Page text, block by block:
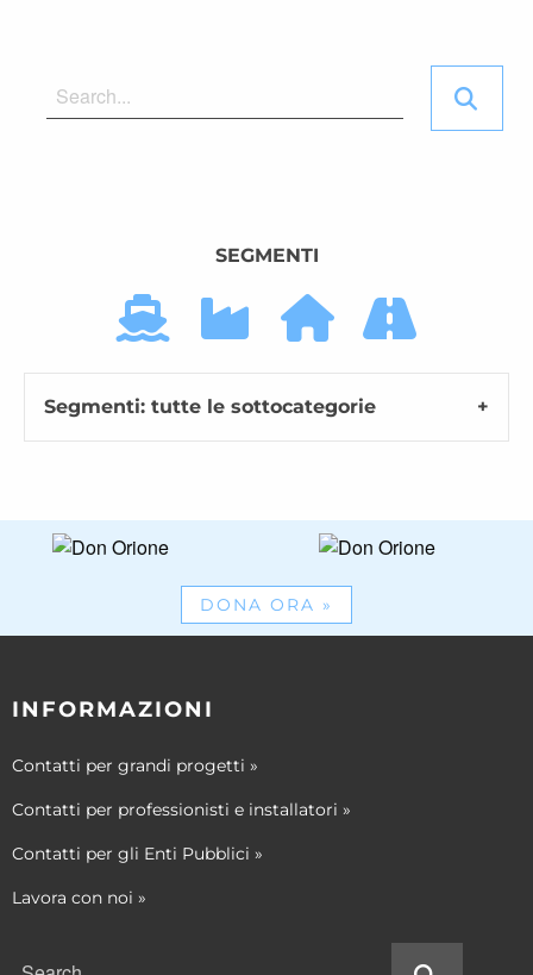
SEGMENTI
Segmenti: tutte le sottocategorie
DONA ORA »
INFORMAZIONI
Contatti per grandi progetti »
Contatti per professionisti e installatori »
Contatti per gli Enti Pubblici »
Lavora con noi »